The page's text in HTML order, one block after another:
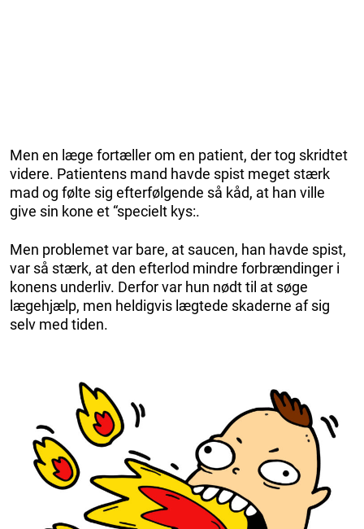
Men en læge fortæller om en patient, der tog skridtet
videre. Patientens mand havde spist meget stærk
mad og følte sig efterfølgende så kåd, at han ville
give sin kone et “specielt kys:.
Men problemet var bare, at saucen, han havde spist,
var så stærk, at den efterlod mindre forbrændinger i
konens underliv. Derfor var hun nødt til at søge
lægehjælp, men heldigvis lægtede skaderne af sig
selv med tiden.